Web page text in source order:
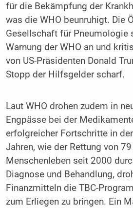
für die Bekämpfung der
was die WHO beunruhigt. Die
Gesellschaft für Pneumologie
Warnung der WHO an und
von US-Präsidenten Donald
Stopp der Hilfsgelder scharf.
Laut WHO drohen zudem in
Engpässe bei der
erfolgreicher Fortschritte in
Jahren, wie der Rettung von
Menschenleben seit 2000
Diagnose und Behandlung,
Finanzmitteln die TBC-
zum Erliegen zu bringen. Ein